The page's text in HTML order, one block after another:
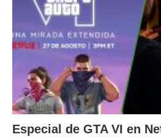
Especial de GTA VI en